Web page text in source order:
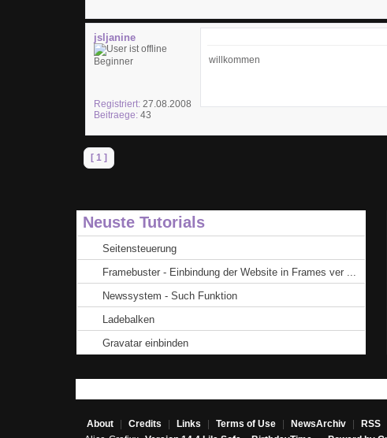
jsljanine
Beginner
Registriert:27.08.2008
Beitraege:43
willkommen
[ 1 ]
Neuste Tutorials
Seitensteuerung
Framebuster - Einbindung der Website in Frames ver ...
Newssystem - Such Funktion
Ladebalken
Gravatar einbinden
About Credits Links Terms of Use NewsArchiv RSS